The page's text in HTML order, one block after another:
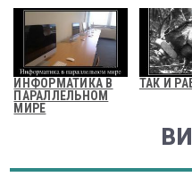
ИНФОРМАТИКА В
ПАРАЛЛЕЛЬНОМ
МИРЕ
ТАК И